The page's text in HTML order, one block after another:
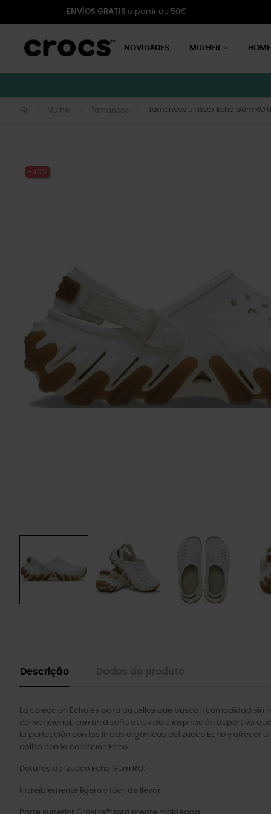
ENVÍOS GRATIS a partir de 50€
NOVIDADES MULHER
Mulher Tamancos Tamancos unissex Echo Gum RO U
-40%
Descrição
La colección Echo es para aquellos que buscan comodidad sin
convencional, con un diseño atrevido e inspiración deportiva
la perfección con las líneas orgánicas del zueco Echo y
calles con la colección Echo.
Detalles del zueco Echo Gum RO:
Increíblemente ligero y fácil de llevar.